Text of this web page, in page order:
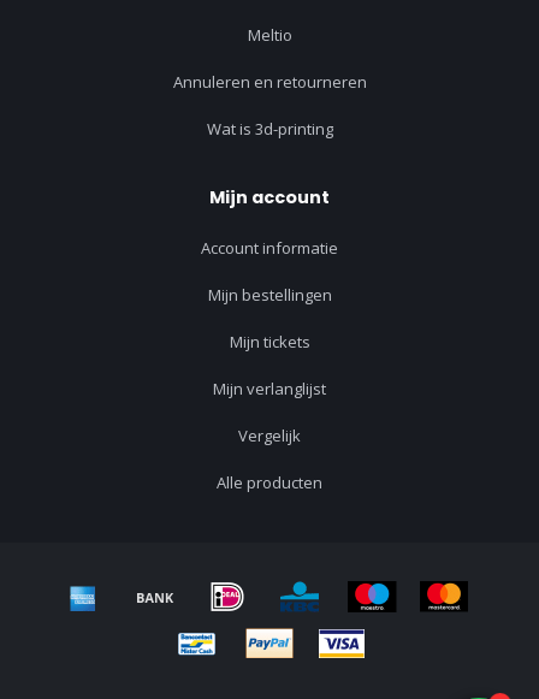
Meltio
Annuleren en retourneren
Wat is 3d-printing
Mijn account
Account informatie
Mijn bestellingen
Mijn tickets
Mijn verlanglijst
Vergelijk
Alle producten